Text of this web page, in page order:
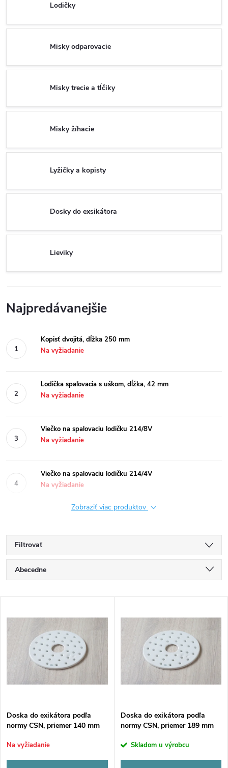
Lodičky
Misky odparovacie
Misky trecie a tĺčiky
Misky žíhacie
Lyžičky a kopisty
Dosky do exsikátora
Lieviky
Najpredávanejšie
Kopisť dvojitá, dĺžka 250 mm
Na vyžiadanie
Lodička spaľovacia s uškom, dĺžka, 42 mm
Na vyžiadanie
Viečko na spalovaciu lodičku 214/8V
Na vyžiadanie
Viečko na spalovaciu lodičku 214/4V
Na vyžiadanie
Zobraziť viac produktov
Filtrovať
R
a
d
n
e
p
Abecedne
Najpredávanejšie
ý
i
s
p
r
Doska do exikátora podľa
normy CSN, priemer 140 mm
Na vyžiadanie
Doska do exikátora podľa
normy CSN, priemer 189 mm
Skladom u výrobcu